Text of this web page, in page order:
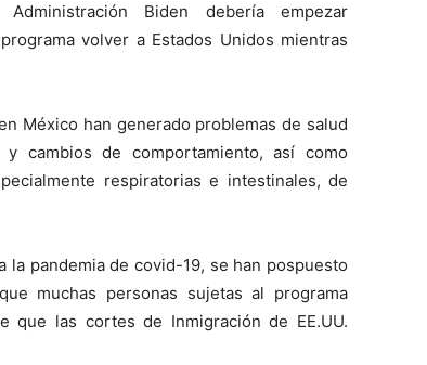
Biden debería empezar
volver a Estados Unidos mientras
México han generado problemas de salud
cambios de comportamiento, así como
respiratorias e intestinales, de
la pandemia de covid-19, se han pospuesto
muchas personas sujetas al programa
que las cortes de Inmigración de EE.UU.